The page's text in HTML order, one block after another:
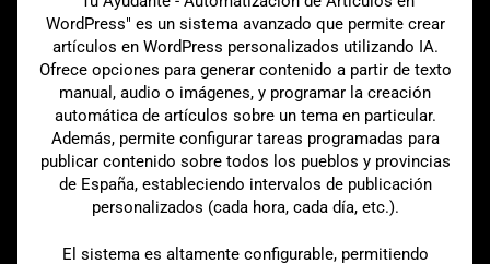
WordPress" es un sistema avanzado que permite crear
artículos en WordPress personalizados utilizando IA.
Ofrece opciones para generar contenido a partir de texto
manual, audio o imágenes, y programar la creación
automática de artículos sobre un tema en particular.
Además, permite configurar tareas programadas para
publicar contenido sobre todos los pueblos y provincias
de España, estableciendo intervalos de publicación
personalizados (cada hora, cada día, etc.).
El sistema es altamente configurable, permitiendo